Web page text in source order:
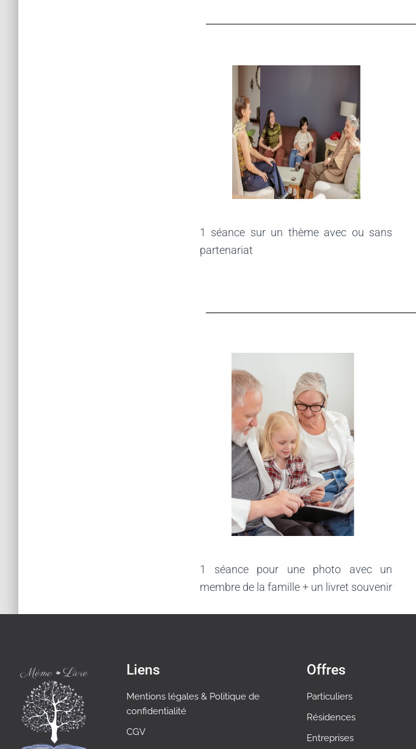
1 séance sur un thème avec ou sans
partenariat
1 séance pour une photo avec un
membre de la famille + un livret souvenir
Liens
Mentions légales & Politique de
confidentialité
CGV
Offres
Particuliers
Résidences
Entreprises